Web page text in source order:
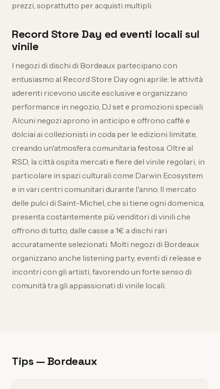
prezzi, soprattutto per acquisti multipli.
Record Store Day ed eventi locali sul
vinile
I negozi di dischi di Bordeaux partecipano con
entusiasmo al Record Store Day ogni aprile: le attività
aderenti ricevono uscite esclusive e organizzano
performance in negozio, DJ set e promozioni speciali.
Alcuni negozi aprono in anticipo e offrono caffè e
dolciai ai collezionisti in coda per le edizioni limitate,
creando un'atmosfera comunitaria festosa. Oltre al
RSD, la città ospita mercati e fiere del vinile regolari, in
particolare in spazi culturali come Darwin Ecosystem
e in vari centri comunitari durante l'anno. Il mercato
delle pulci di Saint-Michel, che si tiene ogni domenica,
presenta costantemente più venditori di vinili che
offrono di tutto, dalle casse a 1€ a dischi rari
accuratamente selezionati. Molti negozi di Bordeaux
organizzano anche listening party, eventi di release e
incontri con gli artisti, favorendo un forte senso di
comunità tra gli appassionati di vinile locali.
Tips — Bordeaux